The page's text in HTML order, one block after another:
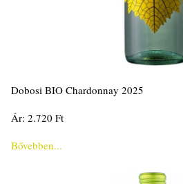
Dobosi BIO Chardonnay 2025
Ár: 2.720 Ft
Bővebben...